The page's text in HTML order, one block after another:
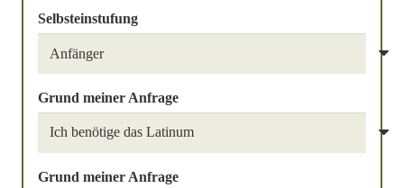
Selbsteinstufung
Grund meiner Anfrage
Grund meiner Anfrage